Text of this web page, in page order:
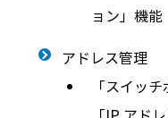
ョン」機能
アドレス管理
「スイッ